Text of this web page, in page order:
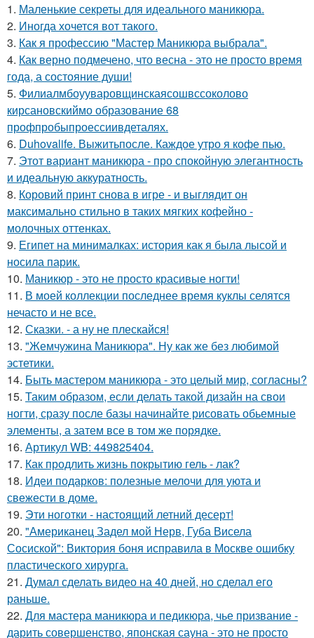
1. Маленькие секреты для идеального маникюра.
2. Иногда хочется вот такого.
3. Как я профессию "Мастер Маникюра выбрала".
4. Как верно подмечено, что весна - это не просто время
года, а состояние души!
5. Филиалмбоууваровщинскаясошвссоколово
кирсановскиймо образование 68
профпробыпроессиивдеталях.
6. Duhovalife. Выжитьпосле. Каждое утро я кофе пью.
7. Этот вариант маникюра - про спокойную элегантность
и идеальную аккуратность.
8. Коровий принт снова в игре - и выглядит он
максимально стильно в таких мягких кофейно -
молочных оттенках.
9. Египет на минималках: история как я была лысой и
носила парик.
10. Маникюр - это не просто красивые ногти!
11. В моей коллекции последнее время куклы селятся
нечасто и не все.
12. Сказки. - а ну не плескайся!
13. "Жемчужина Маникюра". Ну как же без любимой
эстетики.
14. Быть мастером маникюра - это целый мир, согласны?
15. Таким образом, если делать такой дизайн на свои
ногти, сразу после базы начинайте рисовать обьемные
элементы, а затем все в том же порядке.
16. Артикул WB: 449825404.
17. Как продлить жизнь покрытию гель - лак?
18. Идеи подарков: полезные мелочи для уюта и
свежести в доме.
19. Эти ноготки - настоящий летний десерт!
20. "Американец Задел мой Нерв, Губа Висела
Сосиской": Виктория боня исправила в Москве ошибку
пластического хирурга.
21. Думал сделать видео на 40 дней, но сделал его
раньше.
22. Для мастера маникюра и педикюра, чье призвание -
дарить совершенство, японская сауна - это не просто